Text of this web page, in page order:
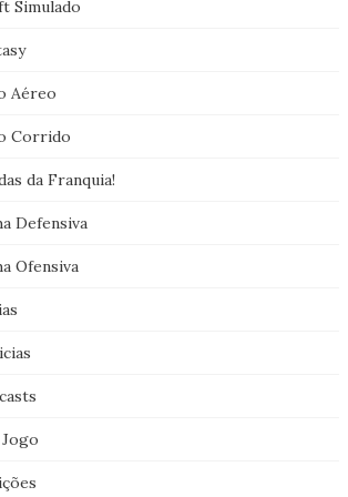
Simulado
Aéreo
Corrido
da Franquia!
Defensiva
Ofensiva